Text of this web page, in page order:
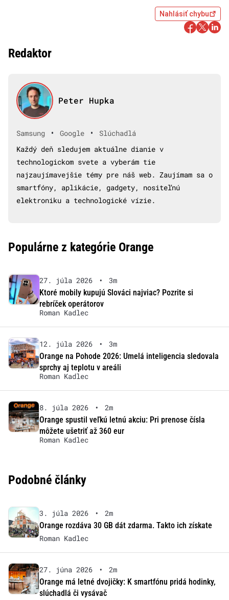
Nahlásiť chybu
Redaktor
Peter Hupka
Samsung • Google •
Slúchadlá
Každý deň sledujem aktuálne dianie v
technologickom svete a vyberám tie
najzaujímavejšie témy pre náš web. Zaujímam sa o
smartfóny, aplikácie, gadgety, nositeľnú
elektroniku a technologické vízie.
Populárne z kategórie Orange
27. júla 2026 •
3m
Ktoré mobily kupujú Slováci najviac? Pozrite si
rebríček operátorov
Roman Kadlec
12. júla 2026 •
3m
Orange na Pohode 2026: Umelá inteligencia sledovala
sprchy aj teplotu v areáli
Roman Kadlec
8. júla 2026 •
2m
Orange spustil veľkú letnú akciu: Pri prenose čísla
môžete ušetriť až 360 eur
Roman Kadlec
Podobné články
3. júla 2026 •
2m
Orange rozdáva 30 GB dát zdarma. Takto ich získate
Roman Kadlec
27. júna 2026 •
2m
Orange má letné dvojičky: K smartfónu pridá hodinky,
slúchadlá či vysávač